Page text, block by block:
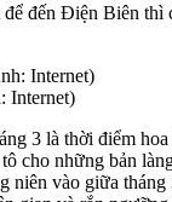
đến Điện Biên thì
Internet)
3 là thời điểm
cho những bản
niên vào giữa